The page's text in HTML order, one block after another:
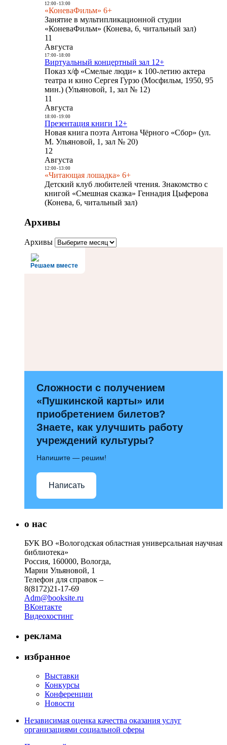
12:00- 13:00
«КоневаФильм» 6+
Занятие в мультипликационной студии
«КоневаФильм» (Конева, 6, читальный зал)
11
Августа
17:00- 18:00
Виртуальный концертный зал 12+
Показ х/ф «Смелые люди» к 100-летию актера
театра и кино Сергея Гурзо (Мосфильм, 1950, 95
мин.) (Ульяновой, 1, зал № 12)
11
Августа
18:00- 19:00
Презентация книги 12+
Новая книга поэта Антона Чёрного «Сбор» (ул.
М. Ульяновой, 1, зал № 20)
12
Августа
12:00- 13:00
«Читающая лошадка» 6+
Детский клуб любителей чтения. Знакомство с
книгой «Смешная сказка» Геннадия Цыферова
(Конева, 6, читальный зал)
Архивы
Архивы
Решаем вместе
Сложности с получением
«Пушкинской карты» или
приобретением билетов?
Знаете, как улучшить работу
учреждений культуры?
Напишите — решим!
Написать
о нас
БУК ВО «Вологодская областная универсальная научная
библиотека»
Россия, 160000, Вологда,
Марии Ульяновой, 1
Телефон для справок –
8(8172)21-17-69
Adm@booksite.ru
ВКонтакте
Видеохостинг
реклама
избранное
Выставки
Конкурсы
Конференции
Новости
Независимая оценка качества оказания услуг
организациями социальной сферы